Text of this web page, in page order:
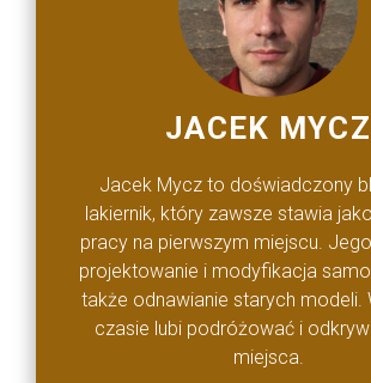
JACEK MYCZ
Jacek Mycz to doświadczony
lakiernik, który zawsze stawia
pracy na pierwszym miejscu.
projektowanie i modyfikacja
także odnawianie starych modeli.
czasie lubi podróżować i
miejsca.